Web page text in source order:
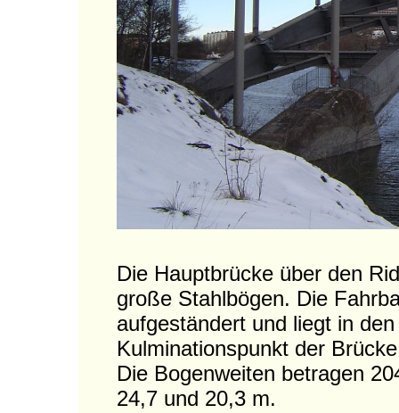
Die Hauptbrücke über den
große Stahlbögen. Die
aufgeständert und liegt in
Kulminationspunkt der
Die Bogenweiten betragen
24,7 und 20,3 m.